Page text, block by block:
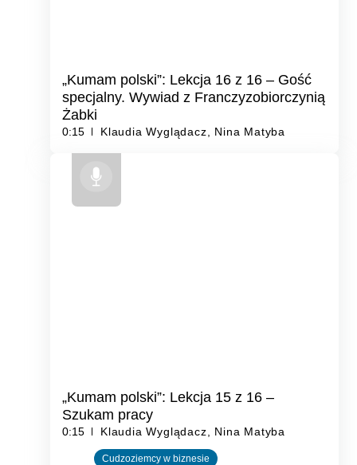
„Kumam polski”: Lekcja 16 z 16 – Gość
specjalny. Wywiad z Franczyzobiorczynią
Żabki
0:15 Klaudia Wyglądacz, Nina Matyba
„Kumam polski”: Lekcja 15 z 16 –
Szukam pracy
0:15 Klaudia Wyglądacz, Nina Matyba
Cudzoziemcy w biznesie